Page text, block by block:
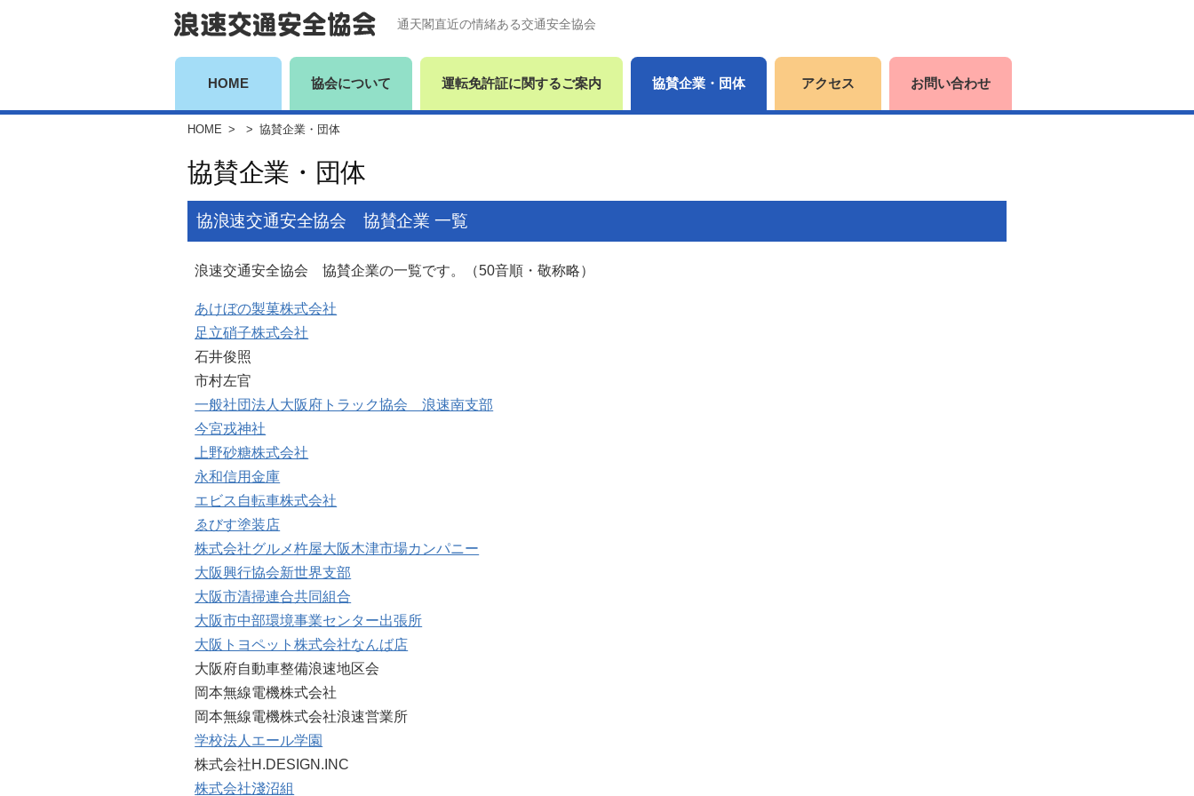
ツ
通天閣直近の情緒ある交通安全協会
HOME 協会について 運転免許証に関するご案内 協賛企業・団体 アクセス お問い合わせ
HOME > > 協賛企業・団体
協賛企業・団体
協浪速交通安全協会 協賛企業 一覧
浪速交通安全協会 協賛企業の一覧です。（50音順・敬称略）
あけぼの製菓株式会社
足立硝子株式会社
石井俊照
市村左官
一般社団法人大阪府トラック協会 浪速南支部
今宮戎神社
上野砂糖株式会社
永和信用金庫
エビス自転車株式会社
ゑびす塗装店
株式会社グルメ杵屋大阪木津市場カンパニー
大阪興行協会新世界支部
大阪市清掃連合共同組合
大阪市中部環境事業センター出張所
大阪トヨペット株式会社なんば店
大阪府自動車整備浪速地区会
岡本無線電機株式会社
岡本無線電機株式会社浪速営業所
学校法人エール学園
株式会社H.DESIGN.INC
株式会社淺沼組